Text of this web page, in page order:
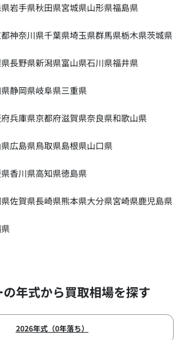
岩手県秋田県宮城県山形県福島県
神奈川県千葉県埼玉県群馬県栃木県茨城県
長野県新潟県富山県石川県福井県
静岡県岐阜県三重県
兵庫県京都府滋賀県奈良県和歌山県
広島県鳥取県島根県山口県
香川県高知県徳島県
佐賀県長崎県熊本県大分県宮崎県鹿児島県
年式から買取相場を探す
2026年式（0年落ち）